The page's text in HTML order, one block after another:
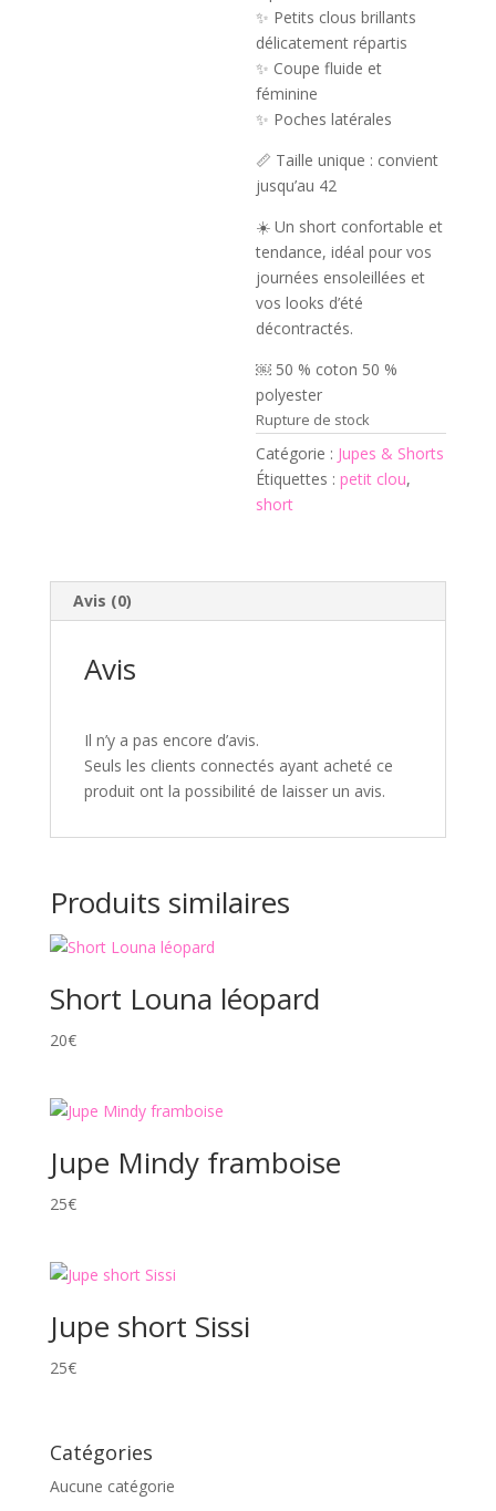
✨ Petits clous brillants
délicatement répartis
✨ Coupe fluide et
féminine
✨ Poches latérales
📏 Taille unique : convient
jusqu’au 42
☀️ Un short confortable et
tendance, idéal pour vos
journées ensoleillées et
vos looks d’été
décontractés.
￼ 50 % coton 50 %
polyester
Rupture de stock
Catégorie : Jupes & Shorts
Étiquettes :petit clou,
short
Avis (0)
Avis
Il n’y a pas encore d’avis.
Seuls les clients connectés ayant acheté ce
produit ont la possibilité de laisser un avis.
Produits similaires
Short Louna léopard
20€
Jupe Mindy framboise
25€
Jupe short Sissi
25€
Catégories
Aucune catégorie